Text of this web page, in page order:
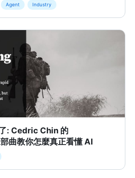
Agent Industry
: Cedric Chin 的
曲教你怎麼真正看懂 AI